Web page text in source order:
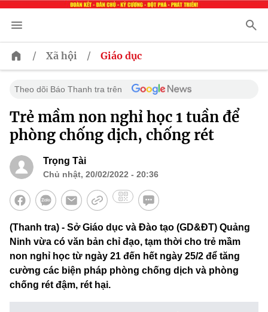
/ Xã hội / Giáo dục
Theo dõi Báo Thanh tra trên
Trẻ mầm non nghỉ học 1 tuần để
phòng chống dịch, chống rét
Trọng Tài
Chủ nhật, 20/02/2022 - 20:36
(Thanh tra) - Sở Giáo dục và Đào tạo (GD&ĐT) Quảng
Ninh vừa có văn bản chỉ đạo, tạm thời cho trẻ mầm
non nghỉ học từ ngày 21 đến hết ngày 25/2 để tăng
cường các biện pháp phòng chống dịch và phòng
chống rét đậm, rét hại.